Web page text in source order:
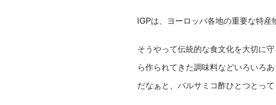
IGPは、ヨーロッパ各地の重要な特産
そうやって伝統的な食文化を大切に
ら作られてきた調味料などいろいろ
だなぁと、バルサミコ酢ひとつとっ